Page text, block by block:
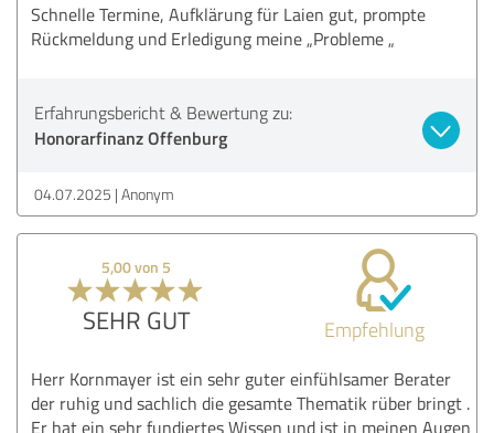
Schnelle Termine, Aufklärung für Laien gut, prompte
Rückmeldung und Erledigung meine „Probleme „
Erfahrungsbericht & Bewertung zu:
Honorarfinanz Offenburg
04.07.2025 Anonym
5,00 von 5
SEHR GUT Empfehlung
Herr Kornmayer ist ein sehr guter einfühlsamer Berater
der ruhig und sachlich die gesamte Thematik rüber bringt .
Er hat ein sehr fundiertes Wissen und ist in meinen Augen